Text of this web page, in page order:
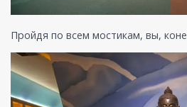
Пройдя по всем мостикам, вы,